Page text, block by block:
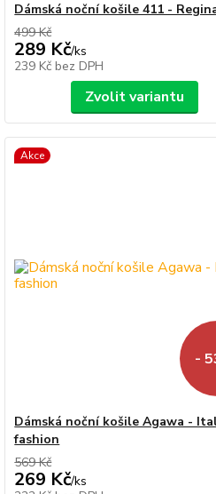
Dámská noční košile 411 -
499 Kč
289 Kč/ks
239 Kč bez DPH
Zvolit variantu
Akce
-
Dámská noční košile Agawa -
fashion
569 Kč
269 Kč/ks